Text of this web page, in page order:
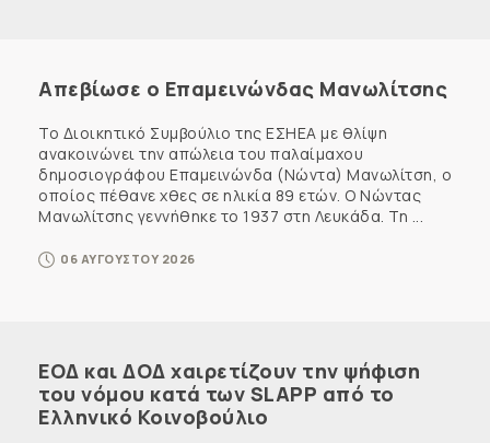
Απεβίωσε ο Επαμεινώνδας Μανωλίτσης
Το Διοικητικό Συμβούλιο της ΕΣΗΕΑ με θλίψη
ανακοινώνει την απώλεια του παλαίμαχου
δημοσιογράφου Επαμεινώνδα (Νώντα) Μανωλίτση, ο
οποίος πέθανε χθες σε ηλικία 89 ετών. Ο Νώντας
Μανωλίτσης γεννήθηκε το 1937 στη Λευκάδα. Τη ...
06 ΑΥΓΟΥΣΤΟΥ 2026
ΕΟΔ και ΔΟΔ χαιρετίζουν την ψήφιση
του νόμου κατά των SLAPP από το
Ελληνικό Κοινοβούλιο